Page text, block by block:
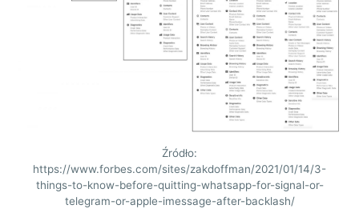
Źródło:
https://www.forbes.com/sites/zakdoffman/2021/01/14/3-
things-to-know-before-quitting-whatsapp-for-signal-or-
telegram-or-apple-imessage-after-backlash/